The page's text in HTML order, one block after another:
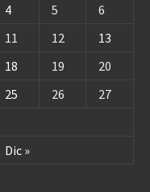
Dic »
4 5
6
11 12
13
18 19
20
25 26
27